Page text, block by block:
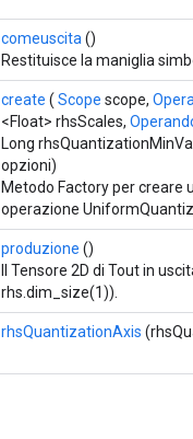
comeuscita ()
Restituisce la maniglia
create ( Scope scope,
<Float> rhsScales,
Long
opzioni)
Metodo Factory per creare
operazione
produzione ()
Il Tensore 2D di Tout in
rhs.dim_size(1)).
rhsQuantizationAxis